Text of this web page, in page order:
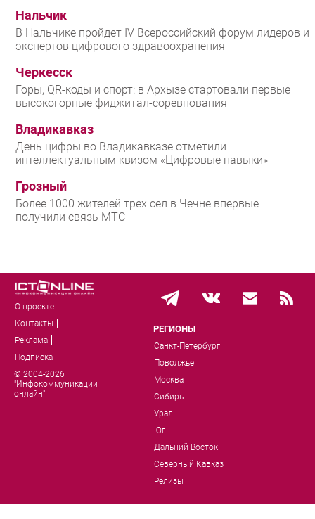
Нальчик
В Нальчике пройдет IV Всероссийский форум лидеров и
экспертов цифрового здравоохранения
Черкесск
Горы, QR-коды и спорт: в Архызе стартовали первые
высокогорные фиджитал-соревнования
Владикавказ
День цифры во Владикавказе отметили
интеллектуальным квизом «Цифровые навыки»
Грозный
Более 1000 жителей трех сел в Чечне впервые
получили связь МТС
О проекте
Контакты
Реклама
Подписка
© 2004-2026
"Инфокоммуникации
онлайн"
РЕГИОНЫ
Санкт-Петербург
Поволжье
Москва
Сибирь
Урал
Юг
Дальний Восток
Северный Кавказ
Релизы